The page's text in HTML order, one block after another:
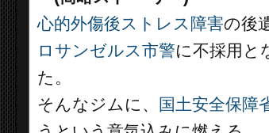
心的外傷後ストレス障害の後
ロサンゼルス市警に不採用と
た。
そんなジムに、
国土安全保障